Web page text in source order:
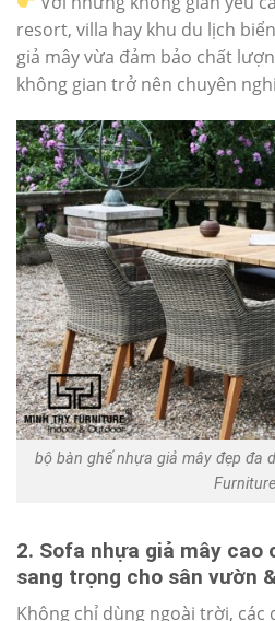
resort, villa hay khu du lịch
giả mây vừa đảm bảo chất
không gian trở nên chuyên
bộ bàn ghế nhựa giả mây đẹp đa
Furniture
2. Sofa nhựa giả mây cao
sang trọng cho sân vườn
Không chỉ dùng ngoài trời, các